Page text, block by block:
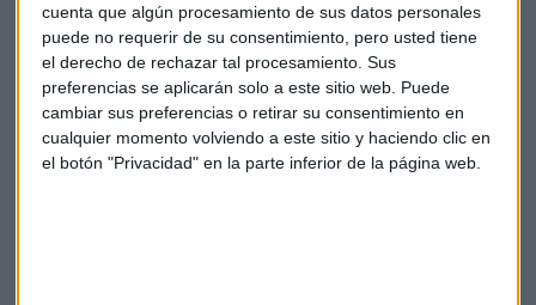
cuenta que algún procesamiento de sus datos personales
puede no requerir de su consentimiento, pero usted tiene
el derecho de rechazar tal procesamiento. Sus
preferencias se aplicarán solo a este sitio web. Puede
cambiar sus preferencias o retirar su consentimiento en
cualquier momento volviendo a este sitio y haciendo clic en
el botón "Privacidad" en la parte inferior de la página web.
Dice que llevará afinales de mes un paquete
presupuestarioque, de momento, sabemos que
contemplará la bajada de impuestos que está determinada
a llevar a cabo. También, para relajar a todos dice que en
abril seguirá la estela de Boris Johnson y subirá el impuesto
de sociedades del 19% al 25% en abril.